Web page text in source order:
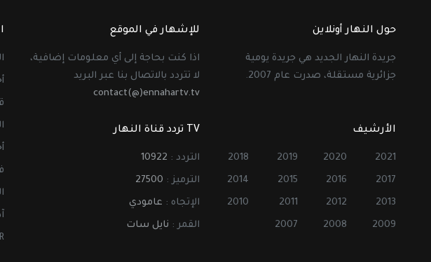
حول النهار أونلاين
جريدة النهار الجديد هي جريدة يومية
جزائرية مستقلة، صدرت عام 2007.
للإشهار في الموقع
اذا كنت بحاجة إلى أي معلومات إضافية،
لا تتردد بالاتصال بنا عبر البريد
contact(@)ennahartv.tv
الأرشيف
2021
2020
2019
2018
2017
2016
2015
2014
2013
2012
2011
2010
2009
2008
2007
TV تردد قناة النهار
التردد : 10922
الترميز : 27500
الإتجاه : عامودي
القمر : نايل سات